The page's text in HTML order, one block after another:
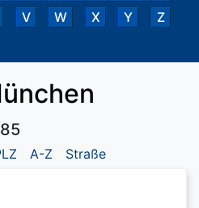
V W X Y Z
A-Z Straße